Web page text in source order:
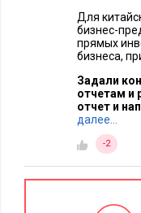
выполняет
Executive.ru:А
Он
включают в состав
Столько частных
родственных связей
Для
бизнес-
прямых
бизнеса,
Задали
отчетам и
отчет и
далее…
-2